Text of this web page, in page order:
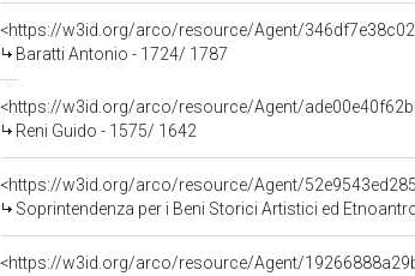
<https://w3id.org/arco/resource/Agent/
Baratti Antonio - 1724/ 1787
<https://w3id.org/arco/resource/Agent/
Reni Guido - 1575/ 1642
<https://w3id.org/arco/resource/Agent/
Soprintendenza per i Beni Storici Artistici ed
<https://w3id.org/arco/resource/Agent/